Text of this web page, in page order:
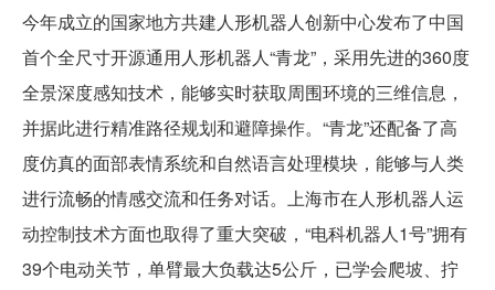
今年成立的国家地方共建人形机器人创新中心发布了中国
首个全尺寸开源通用人形机器人“青龙”，采用先进的360度
全景深度感知技术，能够实时获取周围环境的三维信息，
并据此进行精准路径规划和避障操作。“青龙”还配备了高
度仿真的面部表情系统和自然语言处理模块，能够与人类
进行流畅的情感交流和任务对话。上海市在人形机器人运
动控制技术方面也取得了重大突破，“电科机器人1号”拥有
39个电动关节，单臂最大负载达5公斤，已学会爬坡、拧